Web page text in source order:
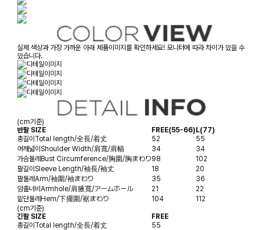
실제 색상과 가장 가까운 아래 제품이미지를 확인하세요! 모니터에 따라 차이가 있을 수
있습니다.
(cm기준)
반팔 SIZE
FREE(55-66)L(77)
총길이Total length/全長/着丈 52
55
어깨넓이Shoulder Width/肩寬/肩幅 34
34
가슴둘레Bust Circumference/胸圍/胸まわり98
102
팔길이Sleeve Length/袖長/袖丈 18
20
팔둘레Arm/袖圍/袖まわり 35
36
암홀너비Armhole/肩腋寬/アームホール 21
22
밑단둘레Hem/下擺圍/裾まわり 104
112
(cm기준)
긴팔 SIZE
FREE
총길이Total length/全長/着丈
55